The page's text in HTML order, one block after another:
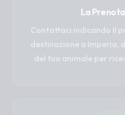
La
Contattaci indicando il
destinazione a Imperia,
del tuo animale per